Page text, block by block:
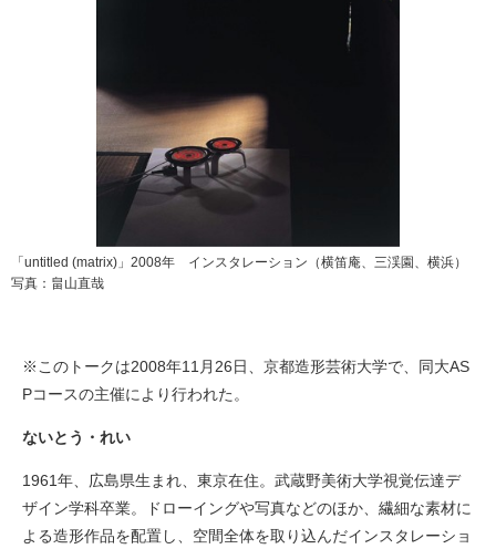
「untitled (matrix)」2008年 インスタレーション（横笛庵、三渓園、横浜）
写真：畠山直哉
※このトークは2008年11月26日、京都造形芸術大学で、同大AS
Pコースの主催により行われた。
ないとう・れい
1961年、広島県生まれ、東京在住。武蔵野美術大学視覚伝達デ
ザイン学科卒業。ドローイングや写真などのほか、繊細な素材に
よる造形作品を配置し、空間全体を取り込んだインスタレーショ